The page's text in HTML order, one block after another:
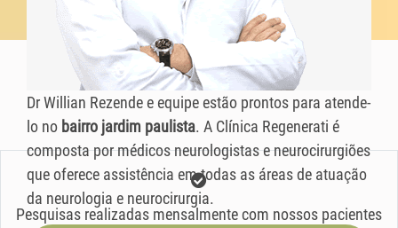
Dr Willian Rezende e equipe estão prontos para atende-
lo no bairro jardim paulista. A Clínica Regenerati é
composta por médicos neurologistas e neurocirurgiões
que oferece assistência em todas as áreas de atuação
da neurologia e neurocirurgia.
Pesquisas realizadas mensalmente com nossos pacientes